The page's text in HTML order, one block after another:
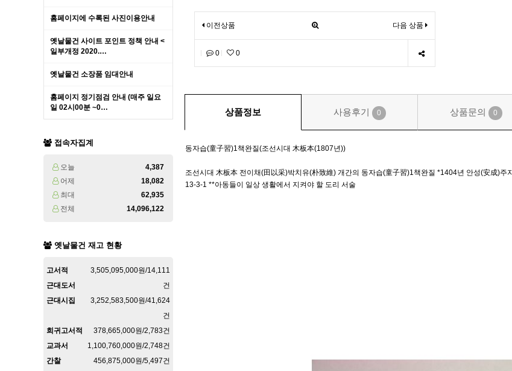
홈페이지에 수록된 사진이용안내
옛날물건 사이트 포인트 정책 안내 <
일부개정 2020.…
옛날물건 소장품 임대안내
홈페이지 정기점검 안내 (매주 일요
일 02시00분 ~0…
접속자집계
오늘
4,387
어제
18,082
최대
62,935
전체
14,096,122
옛날물건 재고 현황
고서적
3,505,095,000원/14,111
건
근대도서
3,252,583,500원/41,624
건
근대시집
378,665,000원/2,783건
희귀고서적
1,100,760,000원/2,748건
교과서
456,875,000원/5,497건
간찰
이전상품 다음 상품
0 0
상품정보 사용후기 0 상품문의 0
동자습(童子習)1책완질(조선시대 木板本(1807년))
조선시대 木板本 전이채(田以采)박치유(朴致維) 개간의 동자습(童子習)1책완질 *1404년 안성(安成)
13-3-1 **아동들이 일상 생활에서 지켜야 할 도리 서술